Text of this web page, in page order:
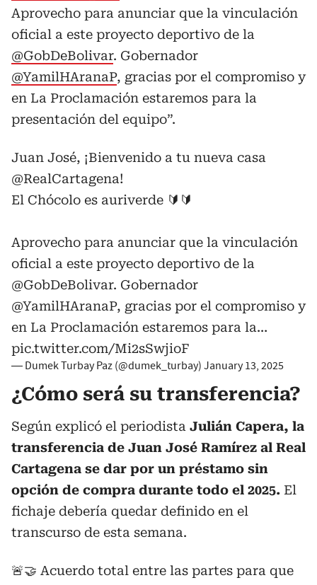
Aprovecho para anunciar que la vinculación
oficial a este proyecto deportivo de la
@GobDeBolivar. Gobernador
@YamilHAranaP, gracias por el compromiso y
en La Proclamación estaremos para la
presentación del equipo”.
Juan José, ¡Bienvenido a tu nueva casa
@RealCartagena!
El Chócolo es auriverde 🔰🔰
Aprovecho para anunciar que la vinculación
oficial a este proyecto deportivo de la
@GobDeBolivar. Gobernador
@YamilHAranaP, gracias por el compromiso y
en La Proclamación estaremos para la…
pic.twitter.com/Mi2sSwjioF
— Dumek Turbay Paz (@dumek_turbay) January 13, 2025
¿Cómo será su transferencia?
Según explicó el periodista Julián Capera, la
transferencia de Juan José Ramírez al Real
Cartagena se dar por un préstamo sin
opción de compra durante todo el 2025. El
fichaje debería quedar definido en el
transcurso de esta semana.
🚨🤝 Acuerdo total entre las partes para que